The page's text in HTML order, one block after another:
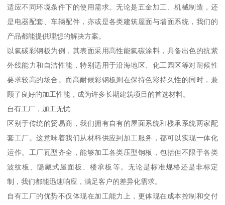
适应不同环境条件下的使用需求。无论是五金加工、机械制造，还
是电器配套、车辆配件，亦或是各类建筑屋面与墙面系统，我们的
产品都能提供理想的解决方案。
以氟碳彩钢板为例，其表面采用高性能氟碳涂料，具备出色的抗紫
外线能力和自洁性能，特别适用于沿海地区、化工园区等对耐候性
要求较高的场合。而高耐候彩钢板则在保持色彩持久性的同时，兼
顾了良好的加工性能，成为许多长期建筑项目的首选材料。
自有工厂，加工无忧
区别于传统的贸易商，我们拥有自有的屋面系统和楼承系统两家配
套工厂。这意味着我们从材料供应到加工服务，都可以实现一体化
运作。工厂瓦型齐全，能够加工各类压型钢板，包括但不限于各类
波纹板、隐藏式屋面板、楼承板等。无论是标准规格还是非标定
制，我们都能迅速响应，满足客户的差异化需求。
自有工厂的优势不仅体现在加工能力上，更体现在成本控制和交付